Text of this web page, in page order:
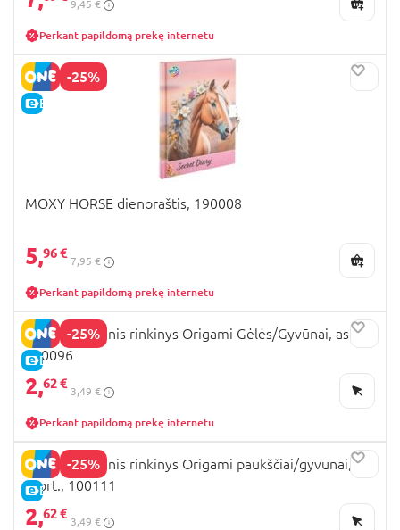
9,45 €
Perkant papildomą prekę internetu
-25%
E-KAINA
MOXY HORSE dienoraštis, 190008
5,96 €
7,95 €
Perkant papildomą prekę internetu
-25%
E-KAINA
MOXY kūrybinis rinkinys Origami Gėlės/Gyvūnai, asort.,
100096
2,62 €
3,49 €
Perkant papildomą prekę internetu
-25%
E-KAINA
MOXY kūrybinis rinkinys Origami paukščiai/gyvūnai,
asort., 100111
2,62 €
3,49 €